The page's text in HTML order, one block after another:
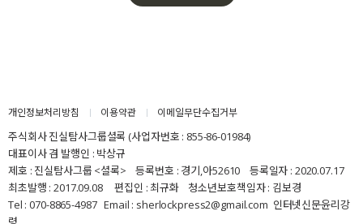
개인정보처리방침 이용약관 이메일무단수집거부
주식회사 진실탐사그룹셜록 (사업자번호 : 855-86-01984)
대표이사 겸 발행인 : 박상규
제호 : 진실탐사그룹 <셜록> 등록번호 : 경기,아52610 등록일자 : 2020.07.17
최초발행 : 2017.09.08 편집인 : 최규화 청소년보호책임자 : 김보경
Tel : 070-8865-4987 Email : sherlockpress2@gmail.com 인터넷신문윤리강